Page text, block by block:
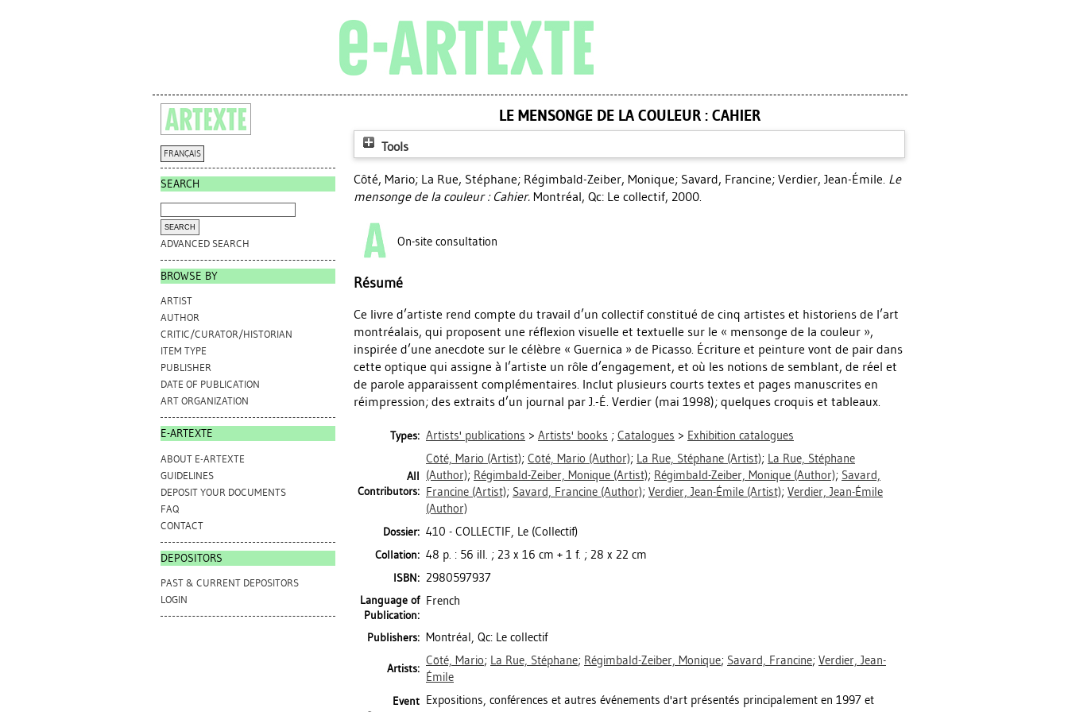
FRANÇAIS
SEARCH
ADVANCED SEARCH
BROWSE BY
ARTIST
AUTHOR
CRITIC/CURATOR/HISTORIAN
ITEM TYPE
PUBLISHER
DATE OF PUBLICATION
ART ORGANIZATION
E-ARTEXTE
ABOUT E-ARTEXTE
GUIDELINES
DEPOSIT YOUR DOCUMENTS
FAQ
CONTACT
DEPOSITORS
PAST & CURRENT DEPOSITORS
LOGIN
LE MENSONGE DE LA COULEUR : CAHIER
Tools
Côté, Mario; La Rue, Stéphane; Régimbald-Zeiber, Monique; Savard, Francine; Verdier, Jean-Émile. Le
mensonge de la couleur : Cahier. Montréal, Qc: Le collectif, 2000.
On-site consultation
Résumé
Ce livre d’artiste rend compte du travail d’un collectif constitué de cinq artistes et historiens de l’art
montréalais, qui proposent une réflexion visuelle et textuelle sur le « mensonge de la couleur »,
inspirée d’une anecdote sur le célèbre « Guernica » de Picasso. Écriture et peinture vont de pair dans
cette optique qui assigne à l’artiste un rôle d’engagement, et où les notions de semblant, de réel et
de parole apparaissent complémentaires. Inclut plusieurs courts textes et pages manuscrites en
réimpression; des extraits d’un journal par J.-É. Verdier (mai 1998); quelques croquis et tableaux.
Types: Artists' publications > Artists' books ; Catalogues > Exhibition catalogues
All
Contributors:
Côté, Mario (Artist); Côté, Mario (Author); La Rue, Stéphane (Artist); La Rue, Stéphane
(Author); Régimbald-Zeiber, Monique (Artist); Régimbald-Zeiber, Monique (Author); Savard,
Francine (Artist); Savard, Francine (Author); Verdier, Jean-Émile (Artist); Verdier, Jean-Émile
(Author)
Dossier: 410 - COLLECTIF, Le (Collectif)
Collation: 48 p. : 56 ill. ; 23 x 16 cm + 1 f. ; 28 x 22 cm
ISBN: 2980597937
Language of
Publication:
French
Publishers: Montréal, Qc: Le collectif
Artists:
Côté, Mario; La Rue, Stéphane; Régimbald-Zeiber, Monique; Savard, Francine; Verdier, Jean-
Émile
Event Expositions, conférences et autres événements d'art présentés principalement en 1997 et